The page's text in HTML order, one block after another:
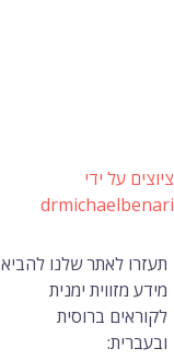
ציוצים על ידי
drmichaelbenari
תעזרו לאתר שלנו להביא
מידע מזווית ימנית
לקוראים ברוסית
ובעברית: